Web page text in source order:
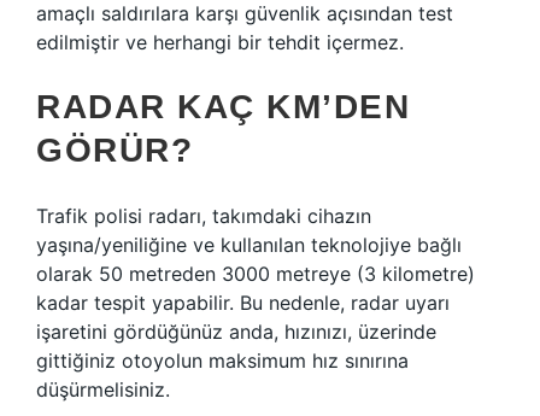
amaçlı saldırılara karşı güvenlik açısından test
edilmiştir ve herhangi bir tehdit içermez.
RADAR KAÇ KM’DEN
GÖRÜR?
Trafik polisi radarı, takımdaki cihazın
yaşına/yeniliğine ve kullanılan teknolojiye bağlı
olarak 50 metreden 3000 metreye (3 kilometre)
kadar tespit yapabilir. Bu nedenle, radar uyarı
işaretini gördüğünüz anda, hızınızı, üzerinde
gittiğiniz otoyolun maksimum hız sınırına
düşürmelisiniz.